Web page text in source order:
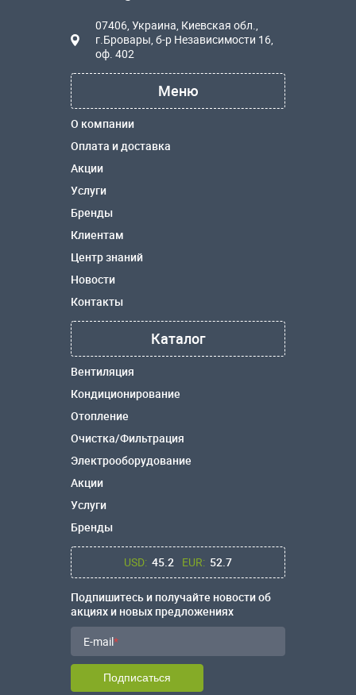
07406, Украина, Киевская обл.,
г.Бровары, б-р Независимости 16,
оф. 402
Меню
О компании
Оплата и доставка
Акции
Услуги
Бренды
Клиентам
Центр знаний
Новости
Контакты
Каталог
Вентиляция
Кондиционирование
Отопление
Очистка/Фильтрация
Электрооборудование
Акции
Услуги
Бренды
USD: 45.2 EUR: 52.7
Подпишитесь и получайте новости об
акциях и новых предложениях
E-mail
Подписаться